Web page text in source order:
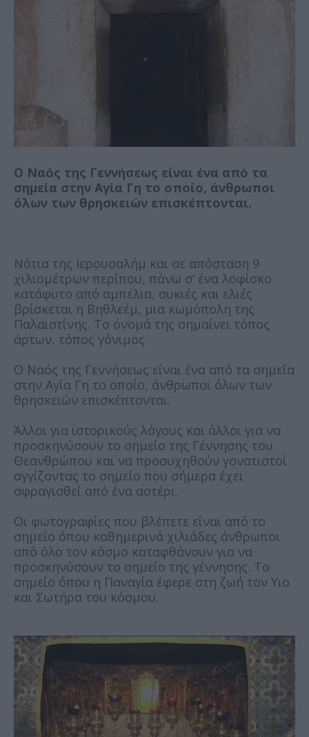
Ο Ναός της Γεννήσεως είναι ένα από τα
σημεία στην Αγία Γη το οποίο, άνθρωποι
όλων των θρησκειών επισκέπτονται.
Νότια της Ιερουσαλήμ και σε απόσταση 9
χιλιομέτρων περίπου, πάνω σ’ ένα λοφίσκο
κατάφυτο από αμπέλια, συκιές και ελιές
βρίσκεται η Βηθλεέμ, μια κωμόπολη της
Παλαιστίνης. Το όνομά της σημαίνει τόπος
άρτων, τόπος γόνιμος.
Ο Ναός της Γεννήσεως είναι ένα από τα σημεία
στην Αγία Γη το οποίο, άνθρωποι όλων των
θρησκειών επισκέπτονται.
Άλλοι για ιστορικούς λόγους και άλλοι για να
προσκηνύσουν το σημείο της Γέννησης του
Θεανθρώπου και να προσυχηθούν γονατιστοί
αγγίζοντας το σημείο που σήμερα έχει
σφραγισθεί από ένα αστέρι.
Οι φωτογραφίες που βλέπετε είναι από το
σημείο όπου καθημερινά χιλιάδες άνθρωποι
από όλο τον κόσμο καταφθάνουν για να
προσκηνύσουν το σημείο της γέννησης. Το
σημείο όπου η Παναγία έφερε στη ζωή τον Υιο
και Σωτήρα του κόσμου.